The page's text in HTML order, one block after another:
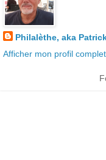
Philalèthe, aka
Afficher mon profil complet